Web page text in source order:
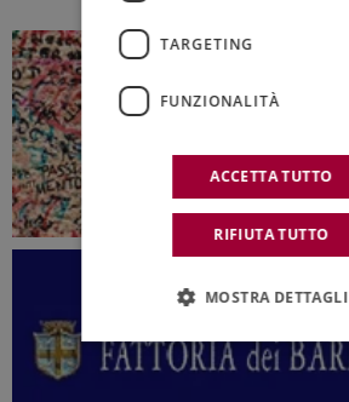
TARGETING
FUNZIONALITÀ
ACCETTA TUTTO
RIFIUTA TUTTO
MOSTRA DETTAGLI